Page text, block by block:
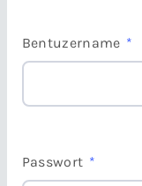
Bentuzername *
Passwort *